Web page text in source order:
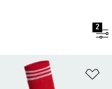
2
Ekle